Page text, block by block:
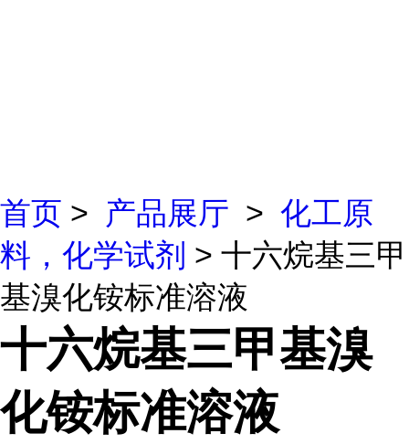
首页 > 产品展厅 > 化工原
料，化学试剂 > 十六烷基三甲
基溴化铵标准溶液
十六烷基三甲基溴
化铵标准溶液